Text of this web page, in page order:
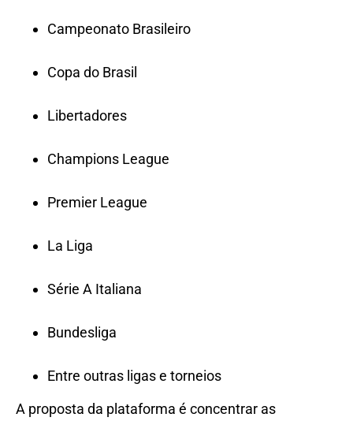
Campeonato Brasileiro
Copa do Brasil
Libertadores
Champions League
Premier League
La Liga
Série A Italiana
Bundesliga
Entre outras ligas e torneios
A proposta da plataforma é concentrar as